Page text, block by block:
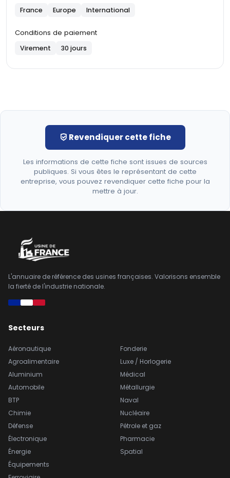
France Europe International
Conditions de paiement
Virement 30 jours
Revendiquer cette fiche
Les informations de cette fiche sont issues de sources
publiques. Si vous êtes le représentant de cette
entreprise, vous pouvez revendiquer cette fiche pour la
mettre à jour.
L'annuaire de référence des usines françaises. Valorisons ensemble
la fierté de l'industrie nationale.
Secteurs
Aéronautique
Agroalimentaire
Aluminium
Automobile
BTP
Chimie
Défense
Électronique
Énergie
Équipements
Fonderie
Luxe / Horlogerie
Médical
Métallurgie
Naval
Nucléaire
Pétrole et gaz
Pharmacie
Spatial